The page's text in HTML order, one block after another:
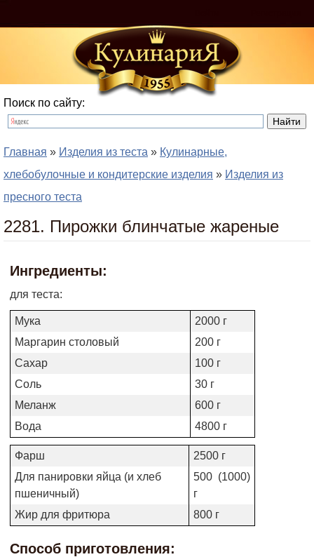
Поиск по сайту:
Главная » Изделия из теста » Кулинарные,
хлебобулочные и кондитерские изделия » Изделия из
пресного теста
2281. Пирожки блинчатые жареные
Ингредиенты:
для теста:
Мука
2000 г
Маргарин столовый
200 г
Сахар
100 г
Соль
30 г
Меланж
600 г
Вода
4800 г
Фарш
2500 г
Для панировки яйца (и хлеб
пшеничный)
500 (1000)
г
Жир для фритюра
800 г
Способ приготовления: